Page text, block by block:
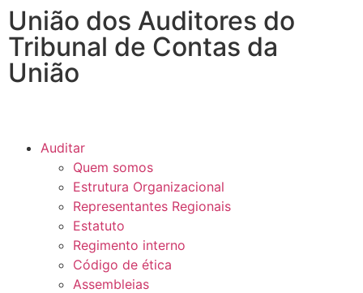
União dos Auditores do
Tribunal de Contas da
União
Auditar
Quem somos
Estrutura Organizacional
Representantes Regionais
Estatuto
Regimento interno
Código de ética
Assembleias